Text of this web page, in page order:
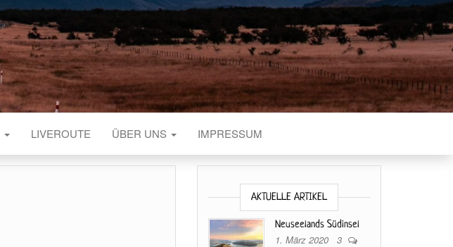
LIVEROUTE ÜBER UNS IMPRESSUM
AKTUELLE ARTIKEL
Neuseelands Südinsel
1. März 2020 3